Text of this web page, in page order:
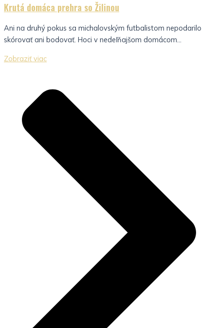
Krutá domáca prehra so Žilinou
Ani na druhý pokus sa michalovským futbalistom nepodarilo
skórovať ani bodovať. Hoci v nedeľňajšom domácom...
Zobraziť viac